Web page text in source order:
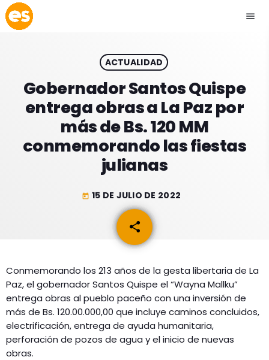
menu
play_arrow EMISIÓN LA PAZ
play_arrow EMISIÓN COCHABAMBA
GEEKERS
MÚSICA
ENTRETENIMIENTO
INICIO
RADIO SPLENDID
CONTACTO
ACTUALIDAD
Gobernador Santos Quispe
entrega obras a La Paz por
más de Bs. 120 MM
conmemorando las fiestas
julianas
today 15 DE JULIO DE 2022
share
email
Conmemorando los 213 años de la gesta libertaria de La
Paz, el gobernador Santos Quispe el “Wayna Mallku”
entrega obras al pueblo paceño con una inversión de
más de Bs. 120.00.000,00 que incluye caminos concluidos,
electrificación, entrega de ayuda humanitaria,
perforación de pozos de agua y el inicio de nuevas
obras.